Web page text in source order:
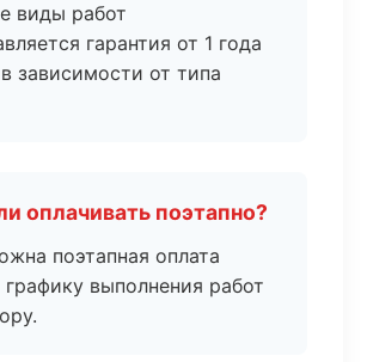
виды работ
гарантия от 1 года
зависимости от типа
оплачивать поэтапно?
поэтапная оплата
графику выполнения работ